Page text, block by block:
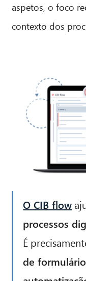
aspetos, o foco
contexto dos
O CIB flow
processos
É
de